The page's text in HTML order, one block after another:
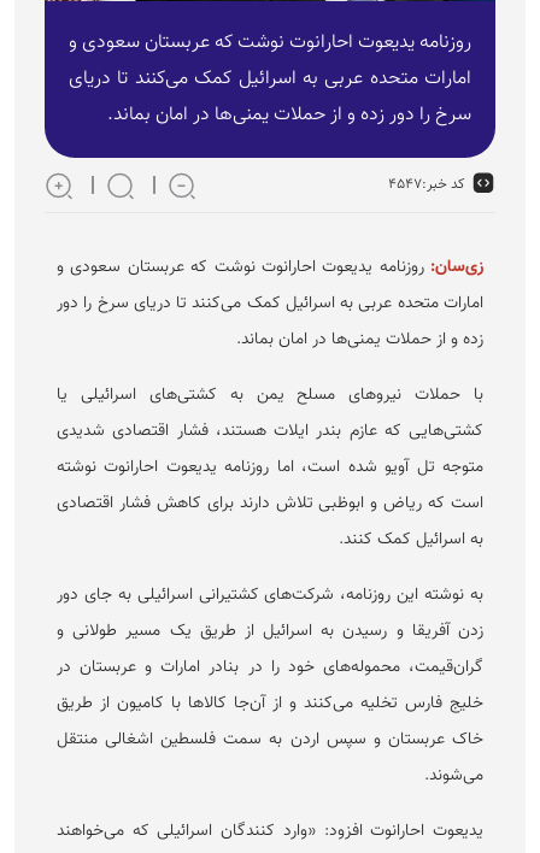
روزنامه یدیعوت احارانوت نوشت که عربستان سعودی و
امارات متحده عربی به اسرائیل کمک می‌کنند تا دریای
سرخ را دور زده و از حملات یمنی‌ها در امان بماند.
کد خبر:۴۵۴۷
زی‌سان:روزنامه یدیعوت احارانوت نوشت که عربستان سعودی و
امارات متحده عربی به اسرائیل کمک می‌کنند تا دریای سرخ را دور
زده و از حملات یمنی‌ها در امان بماند.
با حملات نیرو‌های مسلح یمن به کشتی‌های اسرائیلی یا
کشتی‌هایی که عازم بندر ایلات هستند، فشار اقتصادی شدیدی
متوجه تل آویو شده است، اما روزنامه یدیعوت احارانوت نوشته
است که ریاض و ابوظبی تلاش دارند برای کاهش فشار اقتصادی
به اسرائیل کمک کنند.
به نوشته این روزنامه، شرکت‌های کشتیرانی اسرائیلی به جای دور
زدن آفریقا و رسیدن به اسرائیل از طریق یک مسیر طولانی و
گران‌قیمت، محموله‌های خود را در بنادر امارات و عربستان در
خلیج فارس تخلیه می‌کنند و از آن‌جا کالا‌ها با کامیون از طریق
خاک عربستان و سپس اردن به سمت فلسطین اشغالی منتقل
می‌شوند.
یدیعوت احارانوت افزود: «وارد کنندگان اسرائیلی که می‌خواهند